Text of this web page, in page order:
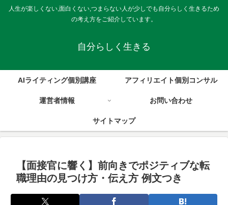
人生が楽しくない,面白くない,つまらない人が少しでも自分らしく生きるため
の考え方をご紹介しています。
自分らしく生きる
AIライティング個別講座 アフィリエイト個別コンサル
運営者情報 お問い合わせ
サイトマップ
【面接官に響く】前向きでポジティブな転
職理由の見つけ方・伝え方 例文つき